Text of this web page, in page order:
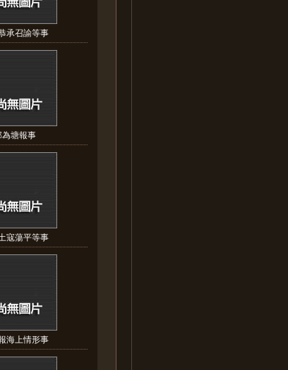
承召諭等事
塘報事
寇蕩平等事
海上情形事